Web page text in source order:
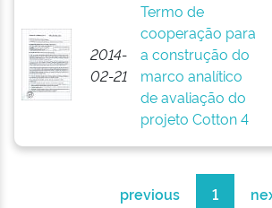
2014-
02-21
Termo de
cooperação para
a construção do
marco analítico
de avaliação do
projeto Cotton 4
previous 1